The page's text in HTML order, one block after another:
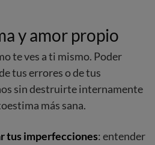
y amor propio
te ves a ti mismo. Poder
tus errores o de tus
sin destruirte internamente
más sana.
tus imperfecciones: entender